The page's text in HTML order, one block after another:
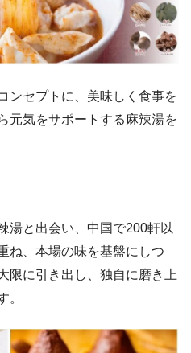
ンセプトに、美味しく食事を
元気をサポートする麻辣湯を
湯と出会い、中国で200軒以
ね、本場の味を基盤にしつ
限に引き出し、独自に磨き上
。